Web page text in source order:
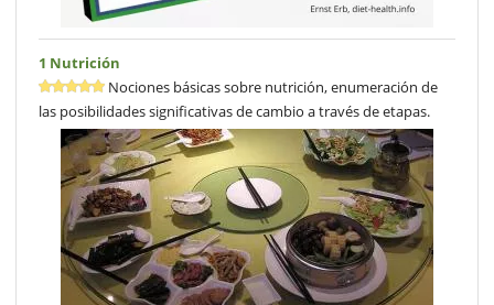
1 Nutrición
Nociones básicas sobre nutrición, enumeración de
las posibilidades significativas de cambio a través de etapas.